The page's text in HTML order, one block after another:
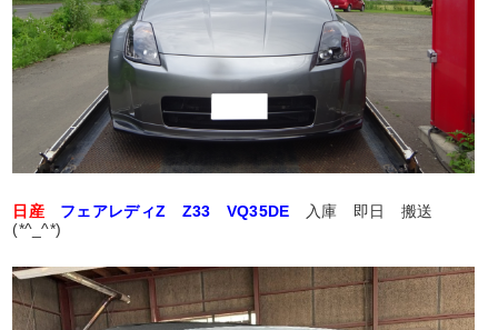
日産 フェアレディZ Z33 VQ35DE 入庫 即日 搬送
(*^_^*)